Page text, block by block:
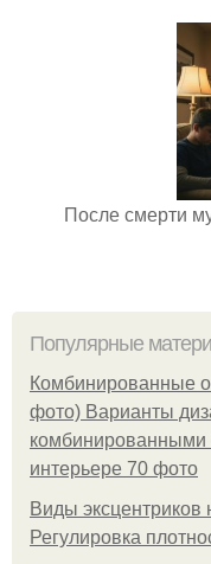
После смерти
Популярные
Комбинированные
фото) Варианты
интерьере 70 фото
Виды эксцентриков
Регулировка